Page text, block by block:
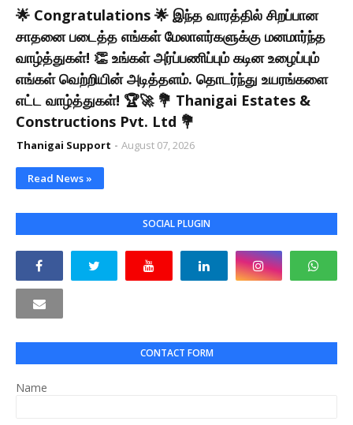
🌟 Congratulations 🌟 இந்த வாரத்தில் சிறப்பான
சாதனை படைத்த எங்கள் மேலாளர்களுக்கு மனமார்ந்த
வாழ்த்துகள்! 👏 உங்கள் அர்ப்பணிப்பும் கடின உழைப்பும்
எங்கள் வெற்றியின் அடித்தளம். தொடர்ந்து உயரங்களை
எட்ட வாழ்த்துகள்! 🏆🚀 💐 Thanigai Estates &
Constructions Pvt. Ltd 💐
Thanigai Support August 07, 2026
Read News »
SOCIAL PLUGIN
CONTACT FORM
Name